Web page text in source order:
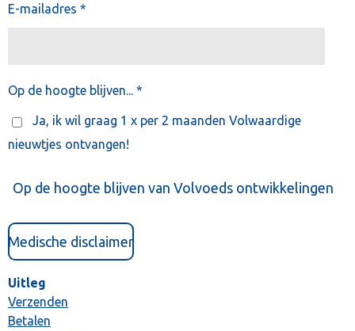
E-mailadres *
Op de hoogte blijven... *
Ja, ik wil graag 1 x per 2 maanden Volwaardige
nieuwtjes ontvangen!
Op de hoogte blijven van Volvoeds ontwikkelingen
Medische disclaimer
Uitleg
Verzenden
Betalen